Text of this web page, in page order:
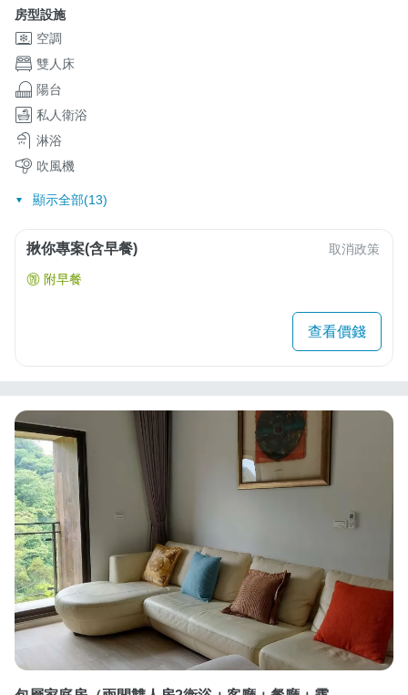
房型設施
空調
雙人床
陽台
私人衛浴
淋浴
吹風機
顯示全部(13)
揪你專案(含早餐) 取消政策
附早餐
查看價錢